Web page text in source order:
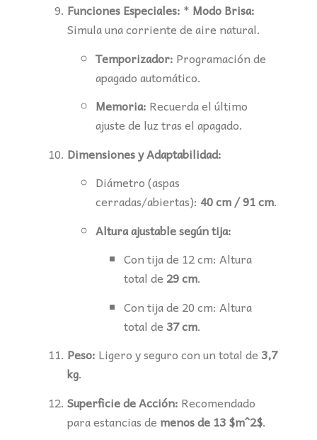
Funciones Especiales: * Modo Brisa:
Simula una corriente de aire natural.
Temporizador: Programación de
apagado automático.
Memoria: Recuerda el último
ajuste de luz tras el apagado.
Dimensiones y Adaptabilidad:
Diámetro (aspas
cerradas/abiertas): 40 cm / 91 cm.
Altura ajustable según tija:
Con tija de 12 cm: Altura
total de 29 cm.
Con tija de 20 cm: Altura
total de 37 cm.
Peso: Ligero y seguro con un total de 3,7
kg.
Superficie de Acción: Recomendado
para estancias de menos de 13$m^2$.